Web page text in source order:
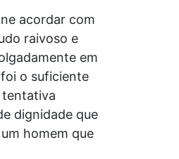
acordar com
raivoso e
em
o suficiente
tentativa
dignidade que
homem que